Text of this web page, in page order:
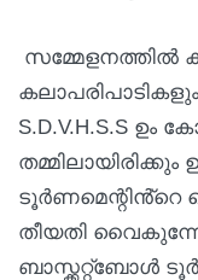
സമ്മേളനത്തിൽ
S.D.V.H.S.S ഉം
ടൂർണമെന്റിൻ്റെ
തീയതി
ബാസ്ക്കറ്റ്ബോൾ